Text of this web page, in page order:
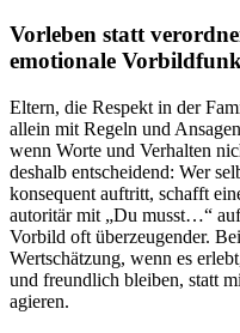
Vorleben statt
emotionale
Eltern, die Respekt in der
allein mit Regeln und
wenn Worte und Verhalten
deshalb entscheidend: Wer
konsequent auftritt, schafft
autoritär mit „Du musst…“
Vorbild oft überzeugender.
Wertschätzung, wenn es
und freundlich bleiben, statt
agieren.